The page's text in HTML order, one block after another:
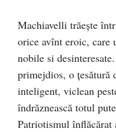
Machiavelli trăeşte
orice avînt eroic, care
nobile si
primejdios, o
inteligent, viclean
îndrăznească totul
Patriotismul